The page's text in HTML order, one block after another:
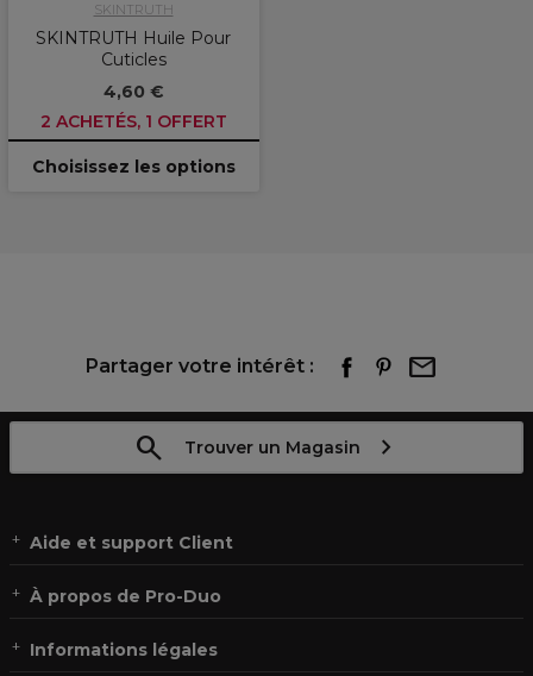
SKINTRUTH
SKINTRUTH Huile Pour
Cuticles
4,60 €
2 ACHETÉS, 1 OFFERT
Choisissez les options
Partager votre intérêt :
Trouver un Magasin
Aide et support Client
À propos de Pro-Duo
Informations légales